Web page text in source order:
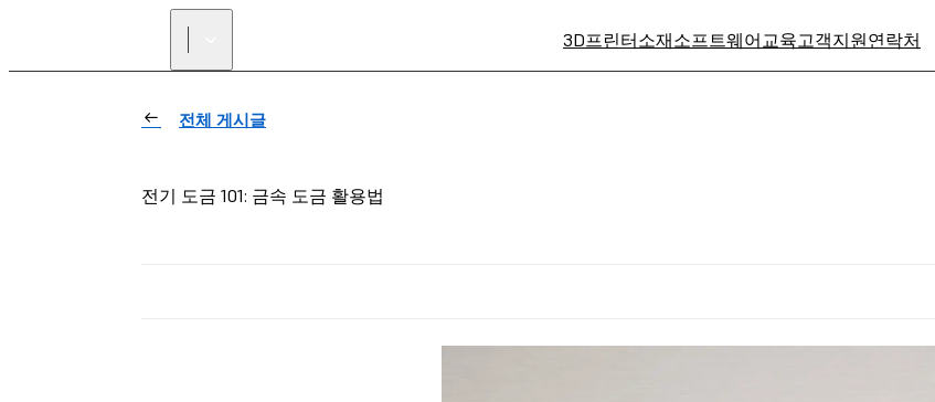
3D프린터소재소프트웨어교육고객지원연락처
전체 게시글
전기 도금 101: 금속 도금 활용법